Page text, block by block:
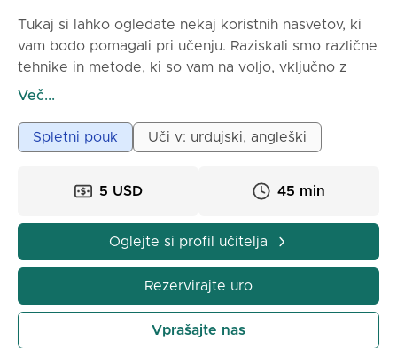
Tukaj si lahko ogledate nekaj koristnih nasvetov, ki
vam bodo pomagali pri učenju. Raziskali smo različne
tehnike in metode, ki so vam na voljo, vključno z
jezikovnimi tečaji, besediščem, slovnico, izgovorjavo,
nasveti pomagali izboljšati vaše učenje in doseči
boljše rezultate. Če imate kakršna koli vprašanja ali
povratnega informacije!
Več...
Spletni pouk Uči v: urdujski, angleški
5 USD 45 min
Oglejte si profil učitelja
Rezervirajte uro
Vprašajte nas